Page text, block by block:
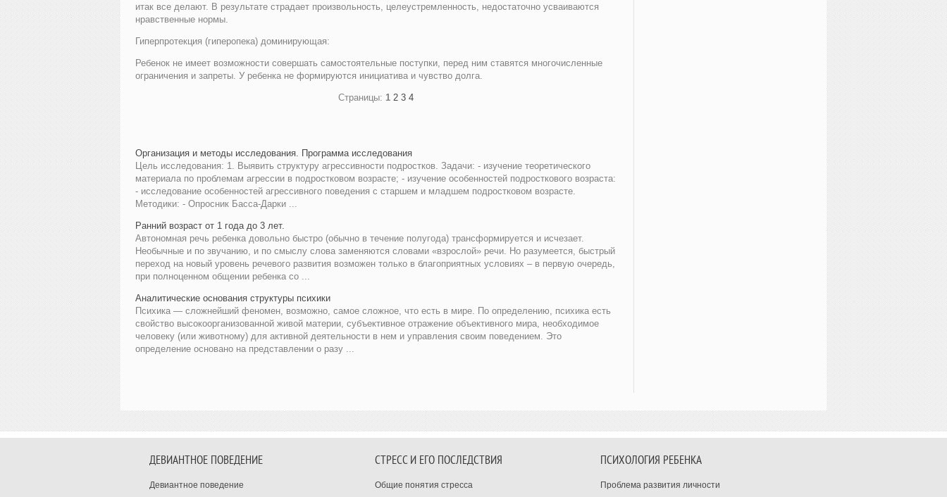
итак все делают. В результате страдает произвольность, целеустремленность, недостаточно усваиваются
нравственные нормы.
Гиперпротекция (гиперопека) доминирующая:
Ребенок не имеет возможности совершать самостоятельные поступки, перед ним ставятся многочисленные
ограничения и запреты. У ребенка не формируются инициатива и чувство долга.
Страницы: 1 2 3 4
Организация и методы исследования. Программа исследования
Цель исследования: 1. Выявить структуру агрессивности подростков. Задачи: - изучение теоретического
материала по проблемам агрессии в подростковом возрасте; - изучение особенностей подросткового возраста:
- исследование особенностей агрессивного поведения с старшем и младшем подростковом возрасте.
Методики: - Опросник Басса-Дарки ...
Ранний возраст от 1 года до 3 лет.
Автономная речь ребенка довольно быстро (обычно в течение полугода) трансформируется и исчезает.
Необычные и по звучанию, и по смыслу слова заменяются словами «взрослой» речи. Но разумеется, быстрый
переход на новый уровень речевого развития возможен только в благоприятных условиях – в первую очередь,
при полноценном общении ребенка со ...
Аналитические основания структуры психики
Психика — сложнейший феномен, возможно, самое сложное, что есть в мире. По определению, психика есть
свойство высокоорганизованной живой материи, субъективное отражение объективного мира, необходимое
человеку (или животному) для активной деятельности в нем и управления своим поведением. Это
определение основано на представлении о разу ...
ДЕВИАНТНОЕ ПОВЕДЕНИЕ
Девиантное поведение
СТРЕСС И ЕГО ПОСЛЕДСТВИЯ
Общие понятия стресса
ПСИХОЛОГИЯ РЕБЕНКА
Проблема развития личности